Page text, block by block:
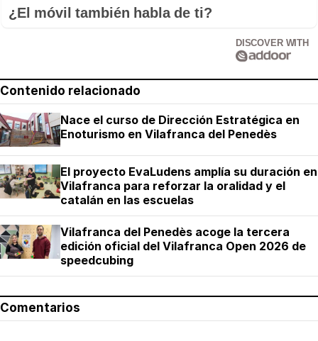
¿El móvil también habla de ti?
DISCOVER WITH
Contenido relacionado
Nace el curso de Dirección Estratégica en
Enoturismo en Vilafranca del Penedès
El proyecto EvaLudens amplía su duración en
Vilafranca para reforzar la oralidad y el
catalán en las escuelas
Vilafranca del Penedès acoge la tercera
edición oficial del Vilafranca Open 2026 de
speedcubing
Comentarios